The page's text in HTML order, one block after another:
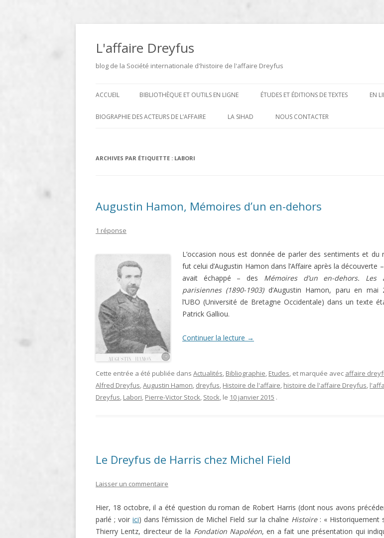
Aller
contenu
L'affaire Dreyfus
blog de la Société internationale d'histoire de l'affaire Dreyfus
ACCUEIL BIBLIOTHÈQUE ET OUTILS EN LIGNE
ARCHIVES
PRESSE
ICONOTHÈQUE
L’AFFAIRE DREYFUS AU CINÉMA
PHOTOGRAPHIES
PARLEMENTAIRES FRANÇAIS DE
LE MAITRON EN LIGNE
ÉTUDES ET ÉDITIONS DE TEXTES
ÉDITIONS DE TEXTES
EN
BIOGRAPHIE DES ACTEURS DE L’AFFAIRE
DREYFUS
LA SIHAD NOUS CONTACTER
ARCHIVES PAR ÉTIQUETTE : LABORI
Augustin Hamon, Mémoires d’un en-dehors
1 réponse
L’occasion nous est donnée de parler des sentiments et du
fut celui d’Augustin Hamon dans l’Affaire après la découverte
avait échappé – des Mémoires d’un en-dehors. Les
parisiennes (1890-1903)d’Augustin Hamon, paru en mai
l’UBO (Université de Bretagne Occidentale) dans un texte
Patrick Galliou.
Continuer la lecture →
Cette entrée a été publiée dans Actualités, Bibliographie, Etudes, et marquée avec affaire
Alfred Dreyfus,Augustin Hamon, dreyfus, Histoire de l'affaire, histoire de l'affaire Dreyfus,
Dreyfus, Labori, Pierre-Victor Stock, Stock, le 10 janvier 2015 .
Le Dreyfus de Harris chez Michel Field
Laisser un commentaire
Hier, 18 octobre, il a été question du roman de Robert Harris (dont nous avons
parlé ; voirici) dans l’émission de Michel Field sur la chaîne Histoire: « Historiquement
Thierry Lentz, directeur de la Fondation Napoléon, en a fait une présentation qui